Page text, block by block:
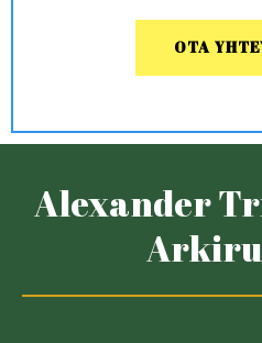
OTA
Alexander